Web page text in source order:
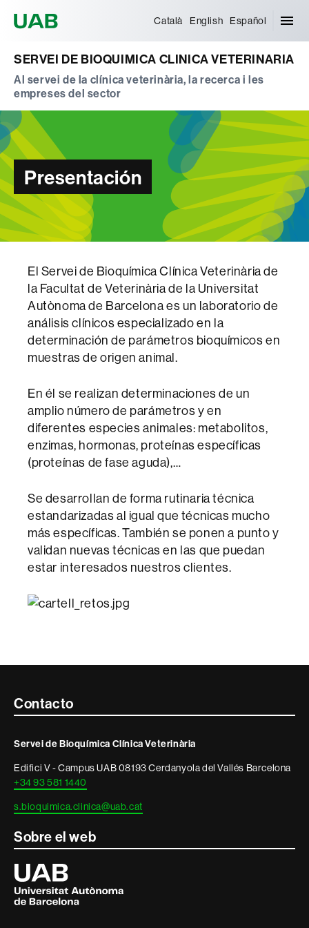
Català English Español
SERVEI DE BIOQUIMICA CLINICA VETERINARIA
Al servei de la clínica veterinària, la recerca i les
empreses del sector
Presentación
El Servei de Bioquímica Clínica Veterinària de
la Facultat de Veterinària de la Universitat
Autònoma de Barcelona es un laboratorio de
análisis clínicos especializado en la
determinación de parámetros bioquímicos en
muestras de origen animal.
En él se realizan determinaciones de un
amplio número de parámetros y en
diferentes especies animales: metabolitos,
enzimas, hormonas, proteínas específicas
(proteínas de fase aguda),…
Se desarrollan de forma rutinaria técnica
estandarizadas al igual que técnicas mucho
más específicas. También se ponen a punto y
validan nuevas técnicas en las que puedan
estar interesados nuestros clientes.
Contacte
informació
legal
Contacto
Servei de Bioquímica Clínica Veterinària
Edifici V - Campus UAB 08193 Cerdanyola del Vallés Barcelona
+34 93 581 1440
s.bioquimica.clinica@uab.cat
Sobre el web
Universitat
Autònoma
de
Barcelona